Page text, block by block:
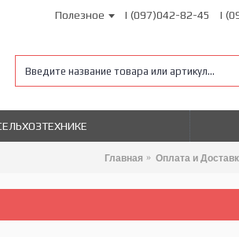
Полезное | (097)042-82-45 |
Главная Оплата и